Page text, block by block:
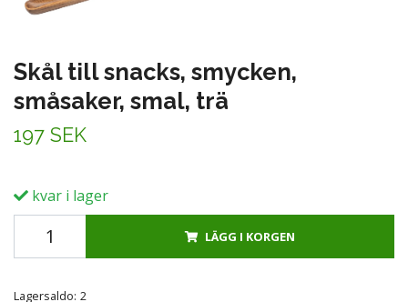
Skål till snacks, smycken,
småsaker, smal, trä
197 SEK
kvar i lager
LÄGG I KORGEN
Lagersaldo: 2